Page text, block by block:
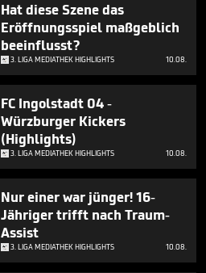
Hat diese Szene das
Eröffnungsspiel maßgeblich
beeinflusst?
3. LIGA MEDIATHEK HIGHLIGHTS 10.08.
FC Ingolstadt 04 -
Würzburger Kickers
(Highlights)
3. LIGA MEDIATHEK HIGHLIGHTS 10.08.
Nur einer war jünger! 16-
Jähriger trifft nach Traum-
Assist
3. LIGA MEDIATHEK HIGHLIGHTS 10.08.